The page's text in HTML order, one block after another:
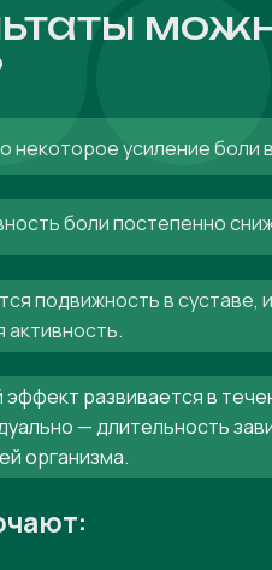
некоторое усиление боли
боли постепенно
подвижность в суставе, и
активность.
развивается в
— длительность
организма.